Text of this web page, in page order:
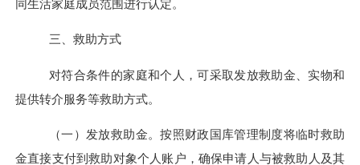
同生活家庭成员范围进行认定。
三、救助方式
对符合条件的家庭和个人，可采取发放救助金、实物和
提供转介服务等救助方式。
（一）发放救助金。按照财政国库管理制度将临时救助
金直接支付到救助对象个人账户，确保申请人与被救助人及其